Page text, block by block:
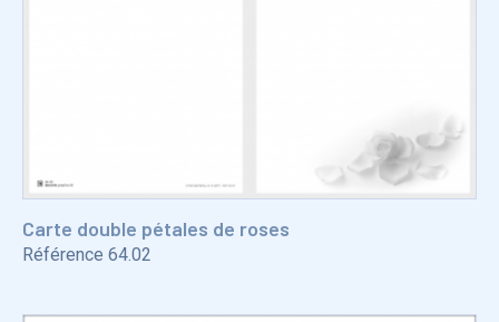
Carte double pétales de roses
Référence 64.02